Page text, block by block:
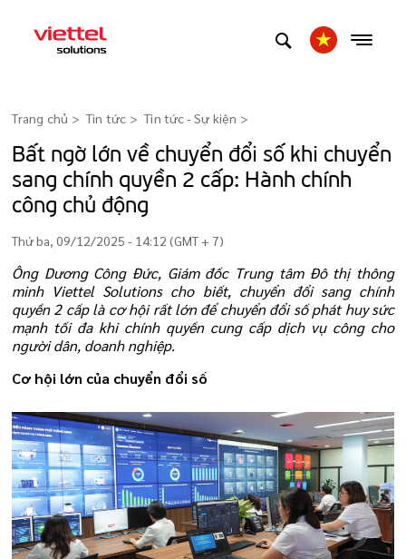
Trang chủ Tin tức Tin tức - Sự kiện >
Bất ngờ lớn về chuyển đổi số khi chuyển
sang chính quyền 2 cấp: Hành chính
công chủ động
Thứ ba, 09/12/2025 - 14:12 (GMT + 7)
Ông Dương Công Đức, Giám đốc Trung tâm Đô thị thông
minh Viettel Solutions cho biết, chuyển đổi sang chính
quyền 2 cấp là cơ hội rất lớn để chuyển đổi số phát huy sức
mạnh tối đa khi chính quyền cung cấp dịch vụ công cho
người dân, doanh nghiệp.
Cơ hội lớn của chuyển đổi số